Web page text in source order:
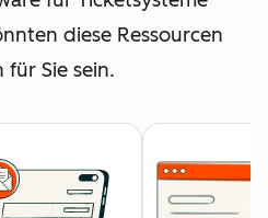
diese Ressourcen
für Sie sein.